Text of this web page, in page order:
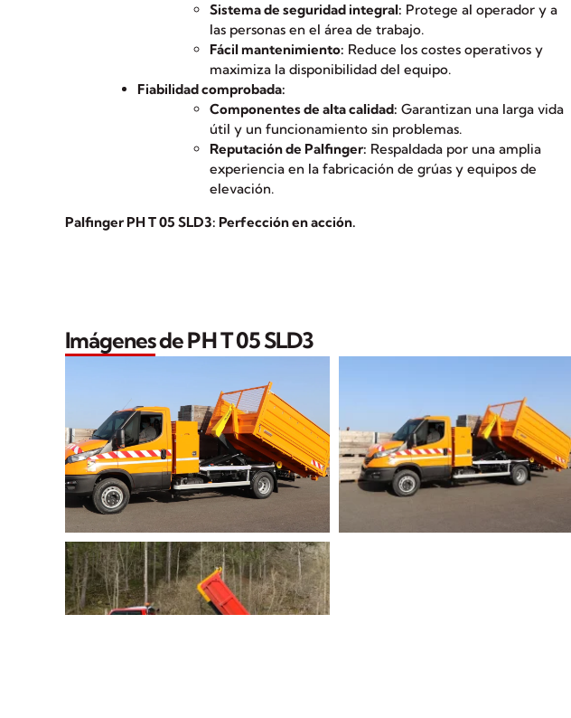
Sistema de seguridad integral: Protege al operador y a
las personas en el área de trabajo.
Fácil mantenimiento: Reduce los costes operativos y
maximiza la disponibilidad del equipo.
Fiabilidad comprobada:
Componentes de alta calidad: Garantizan una larga vida
útil y un funcionamiento sin problemas.
Reputación de Palfinger: Respaldada por una amplia
experiencia en la fabricación de grúas y equipos de
elevación.
Palfinger PH T 05 SLD3: Perfección en acción.
Imágenes de PH T 05 SLD3